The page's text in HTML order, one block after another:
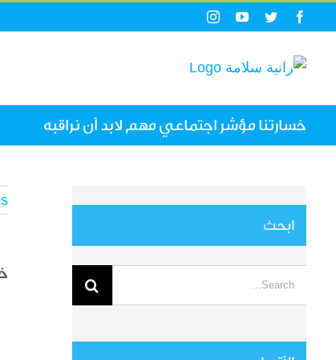
to
content
Facebook
Twitter
YouTube
Instagram
خسارتنا مؤشر اجتماعي مهم لابد أن نراقبه
ابحث